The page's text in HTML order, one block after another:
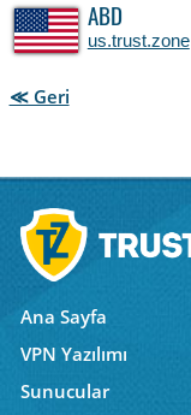
ABD
us.trust.zone
≪ Geri
Ana Sayfa
VPN Yazılımı
Sunucular